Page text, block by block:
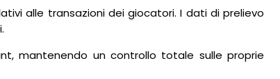
alle transazioni dei giocatori. I dati di prelievo
mantenendo un controllo totale sulle proprie